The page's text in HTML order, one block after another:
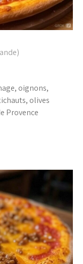
oignons,
olives
Provence